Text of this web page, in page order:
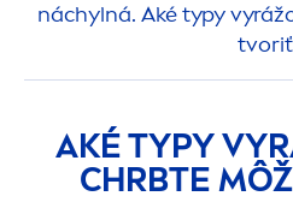
náchylná. Aké typy
AKÉ TYPY
CHRBTE